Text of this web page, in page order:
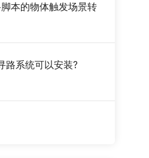
本的物体触发场景转
路系统可以安装?